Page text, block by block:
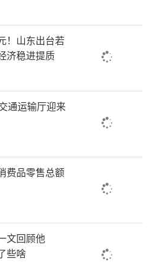
局、产业布局等，为企
载体，带动经济强势聚
致力于打造3小时商务
济南西城之所见。
间站，可以说是值得载
笔，这是时代发展的必
、对话世界的底气。
！山东出台若
济稳进提质
通运输厅迎来
费品零售总额
文回顾他
些啥